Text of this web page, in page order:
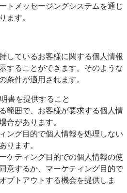
トメッセージングシステムを通じ
ます。
しているお客様に関する個人情報
することができます。そのような
条件が適用されます。
書を提供すること
範囲で、お客様が要求する個人情
合があります。
ング目的で個人情報を処理しない
ります。
ケティング目的での個人情報の使
意するか、マーケティング目的で
プトアウトする機会を提供しま